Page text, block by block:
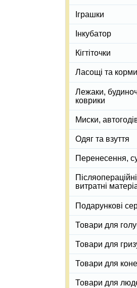
Іграшки
Інкубатор
Кігтіточки
Ласощі та корми
Лежаки,
коврики
Миски,
Одяг та взуття
Перенесення,
витратні
Подарункові
Товари для
Товари для
Товари для
Товари для